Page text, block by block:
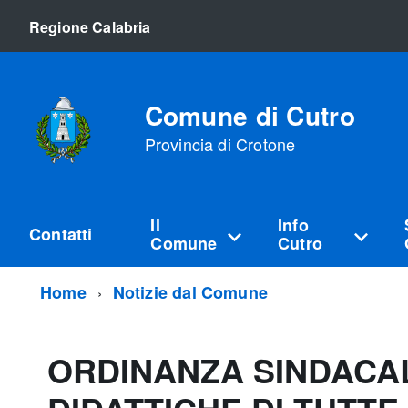
Regione Calabria
Comune di Cutro
Provincia di Crotone
Contatti Il
Comune
Info
Cutro
Home Notizie dal Comune
ORDINANZA